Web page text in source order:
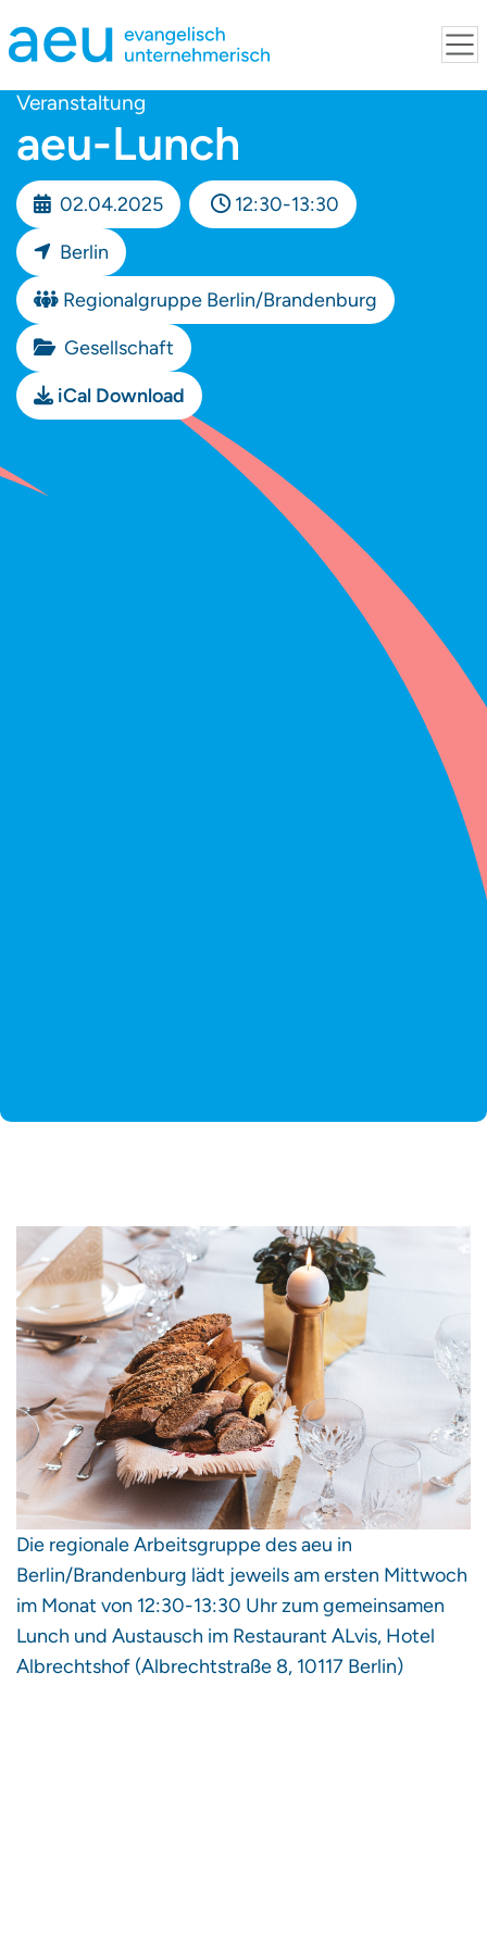
Veranstaltung
aeu-Lunch
02.04.2025
12:30-13:30
Berlin
Regionalgruppe Berlin/Brandenburg
Gesellschaft
iCal Download
Die regionale Arbeitsgruppe des aeu in
Berlin/Brandenburg lädt jeweils am ersten Mittwoch
im Monat von 12:30-13:30 Uhr zum gemeinsamen
Lunch und Austausch im Restaurant ALvis, Hotel
Albrechtshof (Albrechtstraße 8, 10117 Berlin)